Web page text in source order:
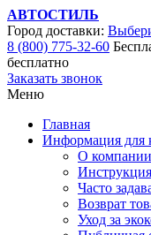
АВТОСТИЛЬ
Город доставки:
8 (800) 775-32-60
бесплатно
Заказать звонок
Меню
Главная
Информация для
О компании
Часто
Возврат
Уход за